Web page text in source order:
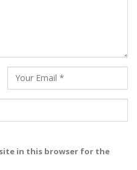
in this browser for the